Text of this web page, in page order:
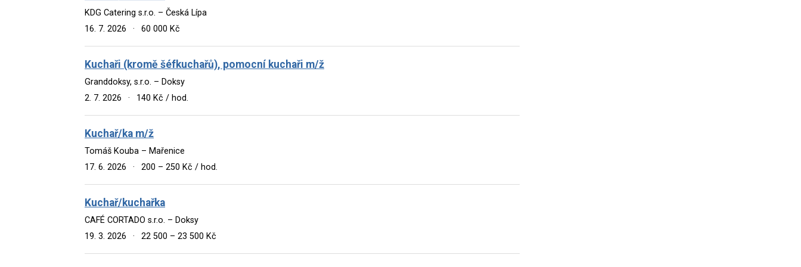
KDG Catering s.r.o. – Česká Lípa
16. 7. 2026
· 60 000 Kč
Kuchaři (kromě šéfkuchařů), pomocní kuchaři m/ž
Granddoksy, s.r.o. – Doksy
2. 7. 2026
· 140 Kč / hod.
Kuchař/ka m/ž
Tomáš Kouba – Mařenice
17. 6. 2026
· 200 – 250 Kč / hod.
Kuchař/kuchařka
CAFÉ CORTADO s.r.o. – Doksy
19. 3. 2026
· 22 500 – 23 500 Kč